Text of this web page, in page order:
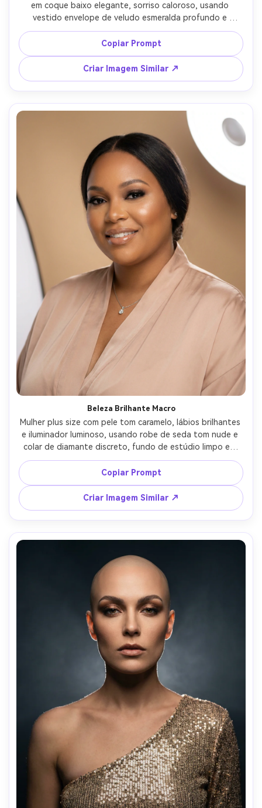
em coque baixo elegante, sorriso caloroso, usando
vestido envelope de veludo esmeralda profundo e
argolas douradas, ambiente sofisticado com luzes de
bokeh suave, luz principal difusa e preenchimento suave,
Fujifilm GFX 100S 110mm f/2, pose clássica de três
quartos, atmosfera graciosa e confiante, textura realista
da pele, linhas de sorriso naturais preservadas,
acabamento editorial, alta resolução --ar 4:5
Copiar Prompt
Criar Imagem Similar ↗
Beleza Brilhante Macro
Mulher plus size com pele tom caramelo, lábios brilhantes
e iluminador luminoso, usando robe de seda tom nude e
colar de diamante discreto, fundo de estúdio limpo em
bege quente, luz beauty dish com preenchimento de
refletor, Leica SL2 90mm f/2, close-up focando olhos e
lábios, campanha de beleza de luxo, textura realista da
pele, cílios nítidos, alta resolução, gradação de cor limpa
--ar 4:5
Copiar Prompt
Criar Imagem Similar ↗